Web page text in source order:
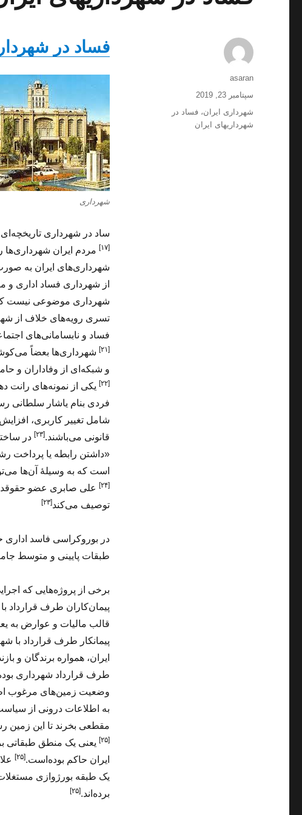
فساد در
شهرداری
ساد در شهرداری تاریخچه‌ای
[۱۷] مردم ایران شهرداری‌ها
شهرداری‌های ایران به
از شهرداری فساد اداری
شهرداری موضوعی نیست
تسری رویه‌های خلاف از
فساد و نابسامانی‌های
[۲۱]
شهرداری‌ها بعضاً
و شبکه‌ای از وفاداران و
[۲۲]
یکی از نمونه‌های رانت
فردی بنام یاشار سلطانی
شامل تغییر کاربری،
قانونی می‌باشند.[۲۳]
در
«داشتن رابطه یا پرداخت
است که به وسیلهٔ آن‌ها
[۲۴]
علی صابری عضو
توصیف می‌کند[۲۳]
در بوروکراسی فاسد اداری
طبقات پایینی و متوسط
برخی از پروژه‌هایی که
پیمان‌کاران طرف قرارداد
قالب مالیات و عوارض به
پیمانکار طرف قرارداد
ایران، همواره برندگان و
طرف قرارداد شهرداری
وضعیت زمین‌های مرغوب
به اطلاعات درونی از
مقطعی بخرند تا این زمین
[۲۵]
یعنی یک منطق طبقاتی
ایران حاکم بوده‌است.[۲۵]
یک طبقه بورژوازی
برده‌اند.[۲۵]
نویسنده
asaran
ارسال
سپتامبر 23, 2019
برچسب‌ها
شهرداری ایران،فساد در
شهرداریهای ایران